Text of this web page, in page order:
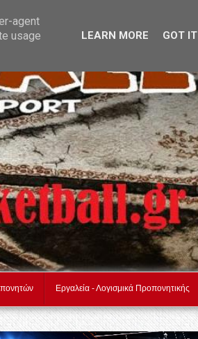
akadimiesbasket.gr
Εργαλεία - Λογισμικά Προπονητικής
agent
usage
LEARN MORE GOT IT